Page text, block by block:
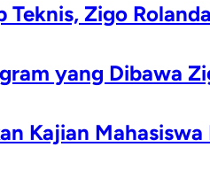
Teknis, Zigo
yang Dibawa
Kajian